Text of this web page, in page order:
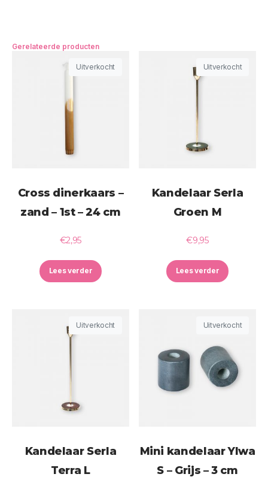
Gerelateerde producten
Uitverkocht
Cross dinerkaars –
zand – 1st – 24 cm
€2,95
Lees verder
Uitverkocht
Kandelaar Serla
Groen M
€9,95
Lees verder
Uitverkocht
Kandelaar Serla
Terra L
Uitverkocht
Mini kandelaar Ylwa
S – Grijs – 3 cm